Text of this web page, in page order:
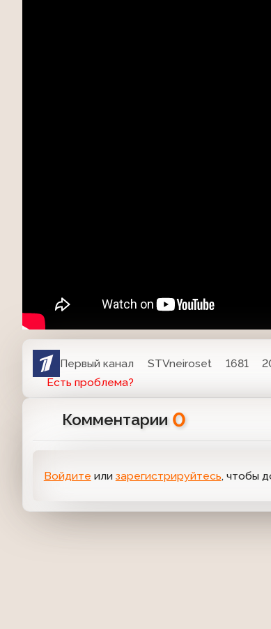
Первый канал STVneiroset 1681
Есть проблема?
Комментарии 0
Войдите или зарегистрируйтесь, чтобы